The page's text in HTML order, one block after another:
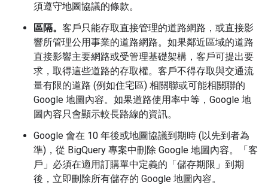
須遵守地圖協議的條款。
區隔。 客戶只能存取直接管理的道路網路，或直接影
響所管理公用事業的道路網路。如果鄰近區域的道路
直接影響主要網路或受管理基礎架構，客戶可提出要
求，取得這些道路的存取權。客戶不得存取與交通流
量有限的道路 (例如住宅區) 相關聯或可能相關聯的
Google 地圖內容。如果道路使用率中等，Google 地
圖內容只會顯示較長路線的資訊。
Google 會在 10 年後或地圖協議到期時 (以先到者為
準)，從 BigQuery 專案中刪除 Google 地圖內容。「客
戶」必須在適用訂購單中定義的「儲存期限」到期
後，立即刪除所有儲存的 Google 地圖內容。